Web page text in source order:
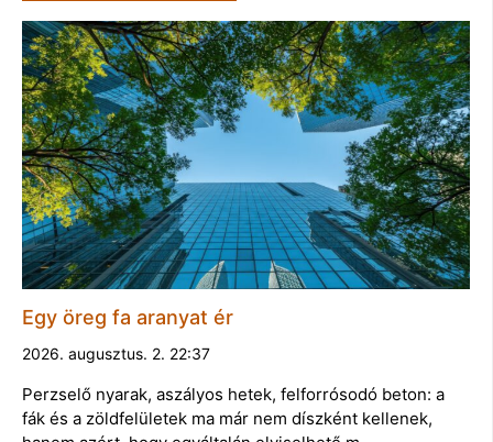
Egy öreg fa aranyat ér
2026. augusztus. 2. 22:37
Perzselő nyarak, aszályos hetek, felforrósodó beton: a
fák és a zöldfelületek ma már nem díszként kellenek,